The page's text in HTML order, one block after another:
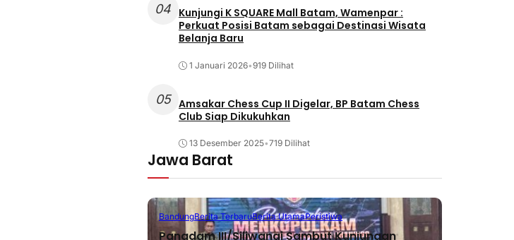
04 Kunjungi K SQUARE Mall Batam, Wamenpar :
Perkuat Posisi Batam sebagai Destinasi Wisata
Belanja Baru
1 Januari 2026•919 Dilihat
05 Amsakar Chess Cup II Digelar, BP Batam Chess
Club Siap Dikukuhkan
13 Desember 2025•719 Dilihat
Jawa Barat
BandungBerita TerbaruBerita UtamaPeristiwa
Pangdam III/Siliwangi Sambut Kunjungan